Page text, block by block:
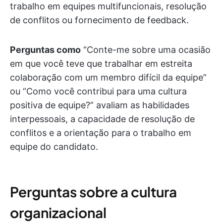
trabalho em equipes multifuncionais, resolução
de conflitos ou fornecimento de feedback.
Perguntas como “Conte-me sobre uma ocasião
em que você teve que trabalhar em estreita
colaboração com um membro difícil da equipe”
ou “Como você contribui para uma cultura
positiva de equipe?” avaliam as habilidades
interpessoais, a capacidade de resolução de
conflitos e a orientação para o trabalho em
equipe do candidato.
Perguntas sobre a cultura
organizacional